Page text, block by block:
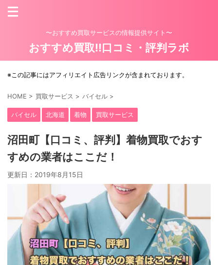
〜おすすめ買取サービスの情報提供サイト〜
おすすめ買取!!口コミ・評判ラボ
※この記事にはアフィリエイト広告リンクが含まれております。
HOME > 買取サービス > バイセル >
バイセル 北海道 着物 買取サービス
沼田町【口コミ、評判】着物買取でおす
すめの業者はここだ！
更新日： 2019年8月15日